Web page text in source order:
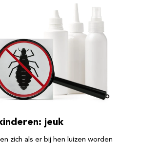
jeuk
zich als er bij hen luizen worden